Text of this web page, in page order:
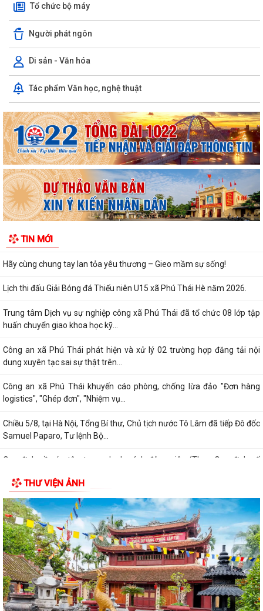
Tổ chức bộ máy
Người phát ngôn
Di sản - Văn hóa
Tác phẩm Văn học, nghệ thuật
TIN MỚI
Thời hạn thực hiện Nghĩa vụ quân sự trong thời bình.
Công an xã Phú Thái tiếp tục lan tỏa Chương trình "Cha - Mẹ đỡ đầu"
Xăm mình có được đi nghĩa vụ quân sự không?
Hỏi - Trả lời: Học hết lớp mấy thì đủ tiêu chuẩn đi nghĩa vụ Quân sự?
Hỏi - Đáp về việc Trốn nghĩa vụ Quân sự sẽ bị xử lý như thế nào?
Hãy cùng chung tay lan tỏa yêu thương – Gieo mầm sự sống!
Lịch thi đấu Giải Bóng đá Thiếu niên U15 xã Phú Thái Hè năm 2026.
Trung tâm Dịch vụ sự nghiệp công xã Phú Thái đã tổ chức 08 lớp tập
huấn chuyển giao khoa học kỹ...
Công an xã Phú Thái phát hiện và xử lý 02 trường hợp đăng tải nội
dung xuyên tạc sai sự thật trên...
Công an xã Phú Thái khuyến cáo phòng, chống lừa đảo "Đơn hàng
logistics", "Ghép đơn", "Nhiệm vụ...
Chiều 5/8, tại Hà Nội, Tổng Bí thư, Chủ tịch nước Tô Lâm đã tiếp Đô đốc
Samuel Paparo, Tư lệnh Bộ...
Quy định về xóa tên trong danh sách đảng viên (Theo Quy định số
Thanh toán tiền điện từ xa - Gửi chọn yêu thương cho người thân.
Bế mạc lớp bồi dưỡng chuyên môn, nghiệp vụ, kỹ năng cho cán bộ
MTTQ Việt Nam và tổ chức chính trị -...
Ban Thường trực Ủy ban MTTQ Việt Nam thành phố tổ chức Hội nghị
triển khai quyết định của Ban...
Quy trình kết nạp Đảng viên theo Hướng dẫn số 01-HD/TW ngày
19/05/2026 cả Ban Bí thư.
THƯ VIỆN ẢNH